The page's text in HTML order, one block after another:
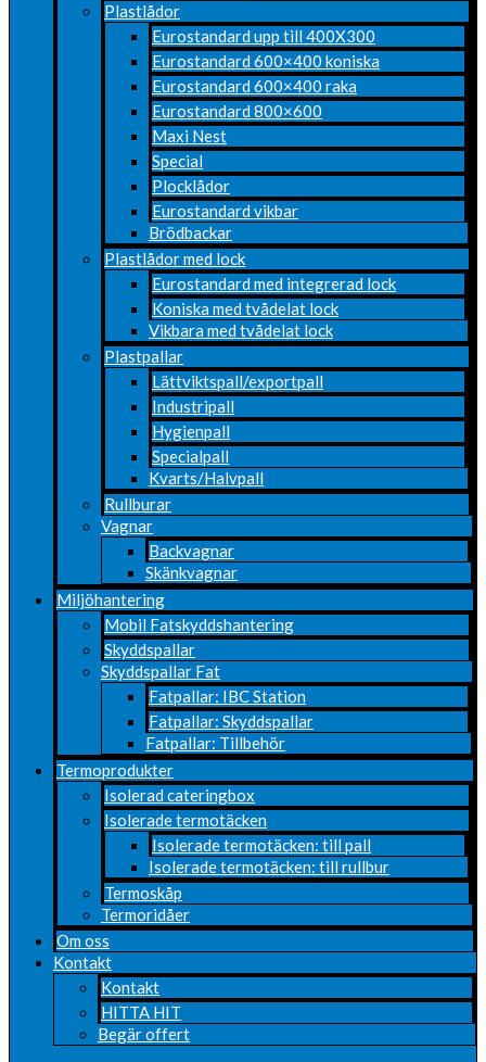
Plastlådor
Eurostandard upp till 400X300
Eurostandard 600×400 koniska
Eurostandard 600×400 raka
Eurostandard 800×600
Maxi Nest
Special
Plocklådor
Eurostandard vikbar
Brödbackar
Plastlådor med lock
Eurostandard med integrerad lock
Koniska med tvådelat lock
Vikbara med tvådelat lock
Plastpallar
Lättviktspall/exportpall
Industripall
Hygienpall
Specialpall
Kvarts/Halvpall
Rullburar
Vagnar
Backvagnar
Skänkvagnar
Miljöhantering
Mobil Fatskyddshantering
Skyddspallar
Skyddspallar Fat
Fatpallar: IBC Station
Fatpallar: Skyddspallar
Fatpallar: Tillbehör
Termoprodukter
Isolerad cateringbox
Isolerade termotäcken
Isolerade termotäcken: till pall
Isolerade termotäcken: till rullbur
Termoskåp
Termoridåer
Om oss
Kontakt
Kontakt
HITTA HIT
Begär offert